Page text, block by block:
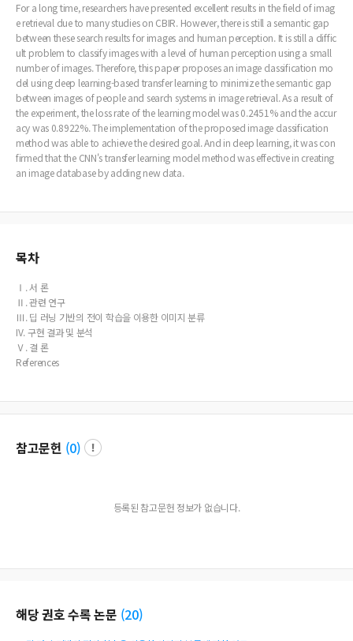
For a long time, researchers have presented excellent results in the field of imag
e retrieval due to many studies on CBIR. However, there is still a semantic gap
between these search results for images and human perception. It is still a diffic
ult problem to classify images with a level of human perception using a small
number of images. Therefore, this paper proposes an image classification mo
del using deep learning-based transfer learning to minimize the semantic gap
between images of people and search systems in image retrieval. As a result of
the experiment, the loss rate of the learning model was 0.2451% and the accur
acy was 0.8922%. The implementation of the proposed image classification
method was able to achieve the desired goal. And in deep learning, it was con
firmed that the CNN's transfer learning model method was effective in creating
an image database by adding new data.
목차
Ⅰ. 서 론
Ⅱ. 관련 연구
Ⅲ. 딥 러닝 기반의 전이 학습을 이용한 이미지 분류
IV. 구현 결과 및 분석
Ⅴ. 결 론
References
참고문헌 (0)
등록된 참고문헌 정보가 없습니다.
해당 권호 수록 논문 (20)